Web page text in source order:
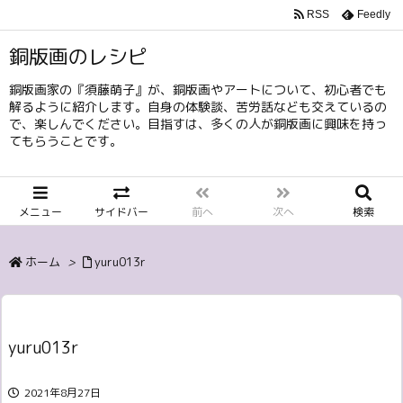
銅版画のレシピ
銅版画家の『須藤萌子』が、銅版画やアートについて、初心者でも
解るように紹介します。自身の体験談、苦労話なども交えているの
で、楽しんでください。目指すは、多くの人が銅版画に興味を持っ
てもらうことです。
メニュー サイドバー 前へ 次へ 検索
RSS Feedly
ホーム > yuru013r
yuru013r
2021年8月27日